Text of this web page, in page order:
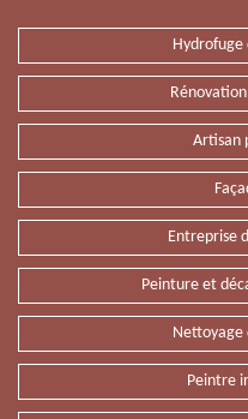
Hydrofuge
Artisan
Entreprise
Peinture et
Nettoyage
Peintre